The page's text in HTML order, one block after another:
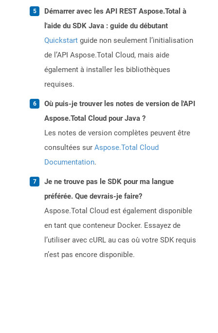
Démarrer avec les API REST Aspose.Total à
l'aide du SDK Java : guide du débutant
Quickstart guide non seulement l’initialisation
de l’API Aspose.Total Cloud, mais aide
également à installer les bibliothèques
requises.
Où puis-je trouver les notes de version de l'API
Aspose.Total Cloud pour Java ?
Les notes de version complètes peuvent être
consultées sur Aspose.Total Cloud
Documentation.
Je ne trouve pas le SDK pour ma langue
préférée. Que devrais-je faire?
Aspose.Total Cloud est également disponible
en tant que conteneur Docker. Essayez de
l’utiliser avec cURL au cas où votre SDK requis
n’est pas encore disponible.